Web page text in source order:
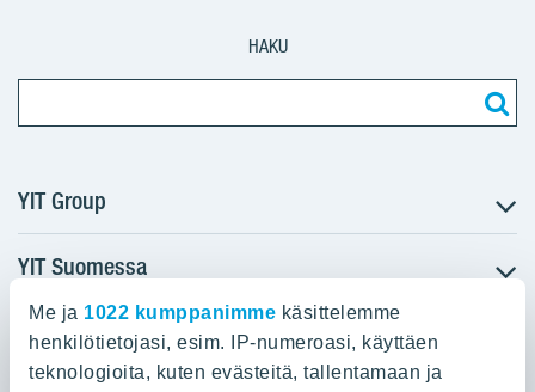
Me ja 1022 kumppanimme käsittelemme
henkilötietojasi, esim. IP-numeroasi, käyttäen
teknologioita, kuten evästeitä, tallentamaan ja
HAKU
YIT Group
Tietoa YIT:stä
Töihin meille
Sijoittajat
Projektit
YIT Suomessa
Myytävät asunnot
Vuokrattavat toimitilat
YIT:n pääkonttori
Panuntie 11, PL 36, 00620 Helsinki